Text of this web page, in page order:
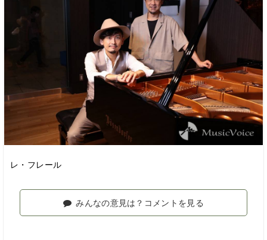
レ・フレール
みんなの意見は？コメントを見る